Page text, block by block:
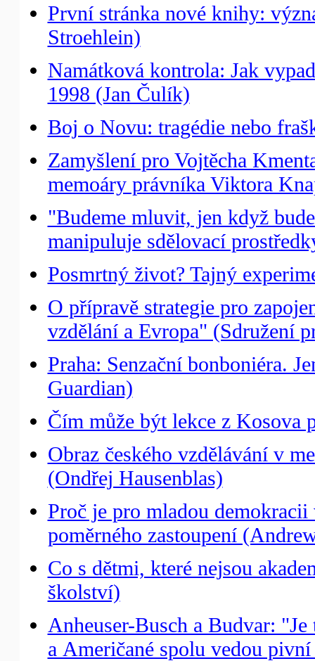
První stránka nové knihy:
Stroehlein)
Namátková kontrola: Jak
1998 (Jan Čulík)
Boj o Novu: tragédie nebo
Zamyšlení pro Vojtěcha
memoáry právníka Viktora
"Budeme mluvit, jen když
manipuluje sdělovací
Posmrtný život? Tajný
O přípravě strategie pro
vzdělání a Evropa" (Sdružení
Praha: Senzační bonboniéra.
Guardian)
Čím může být lekce z Kosova
Obraz českého vzdělávání v
(Ondřej Hausenblas)
Proč je pro mladou
poměrného zastoupení
Co s dětmi, které nejsou
školství)
Anheuser-Busch a Budvar:
a Američané spolu vedou